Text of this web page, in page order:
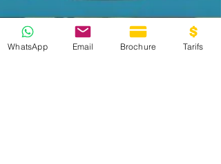
WhatsApp Email Brochure Tarifs